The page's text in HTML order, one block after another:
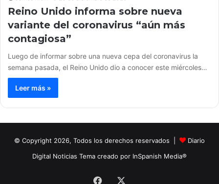
Reino Unido informa sobre nueva
variante del coronavirus “aún más
contagiosa”
Luego de informar sobre una nueva cepa del coronavirus la
semana pasada, el Reino Unido dio a conocer este miércoles…
Leer más »
© Copyright 2026, Todos los derechos reservados |
Diario
Digital Noticias Tema creado por InSpanish Media®
Facebook